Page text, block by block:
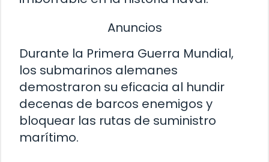
Anuncios
Durante la Primera Guerra Mundial,
los submarinos alemanes
demostraron su eficacia al hundir
decenas de barcos enemigos y
bloquear las rutas de suministro
marítimo.